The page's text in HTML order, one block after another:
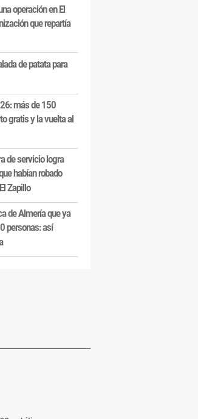
operación en El
que repartía
de patata para
más de 150
gratis y la vuelta al
de servicio logra
habían robado
Zapillo
de Almería que ya
personas: así